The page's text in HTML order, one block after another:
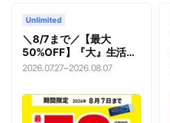
Unlimited
＼8/7まで／【最大
50%OFF】『大』生活応
援キャンペーン
2026.07.27~2026.08.07